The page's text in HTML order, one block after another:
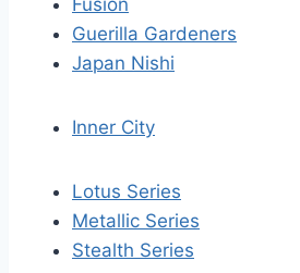
Fusion
Guerilla Gardeners
Japan Nishi
Inner City
Lotus Series
Metallic Series
Stealth Series